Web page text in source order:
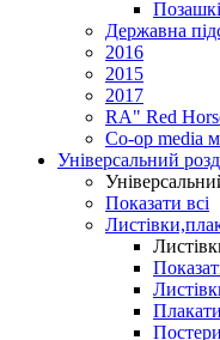
Державна
2016
2015
2017
RA" Red
Co-op media
Універсальний
Показати всі
Плакати
Постери